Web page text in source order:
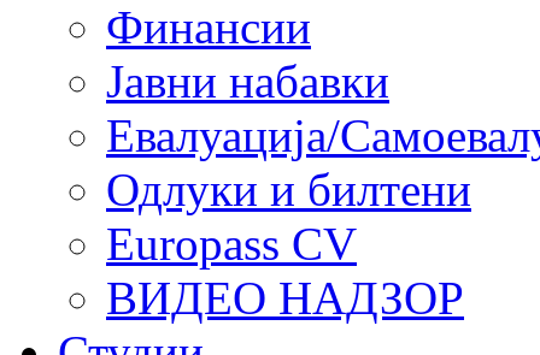
Финансии
Јавни набавки
Евалуација/
Одлуки и билтени
Europass CV
ВИДЕО НАДЗОР